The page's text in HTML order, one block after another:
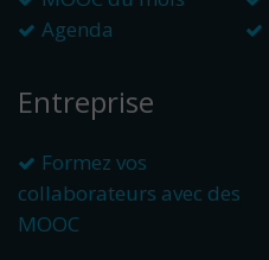
Agenda
Entreprise
Formez vos
collaborateurs avec des
MOOC